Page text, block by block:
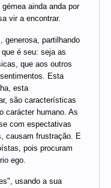
ainda anda por
vir a encontrar.
generosa, partilhando
é seu: seja as
que aos outros
Esta
esta
são características
carácter humano. As
com espectativas
causam frustração. E
pois procuram
ego.
usando a sua